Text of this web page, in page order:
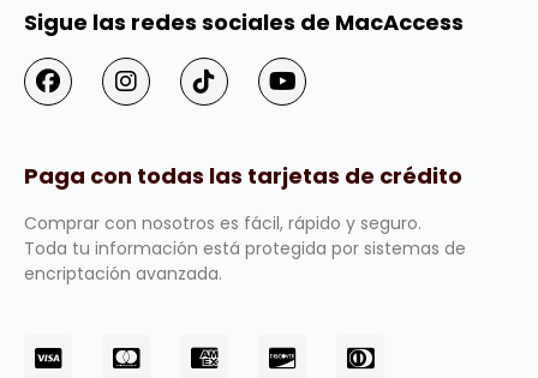
Sigue las redes sociales de MacAccess
Paga con todas las tarjetas de crédito
Comprar con nosotros es fácil, rápido y seguro.
Toda tu información está protegida por sistemas de
encriptación avanzada.